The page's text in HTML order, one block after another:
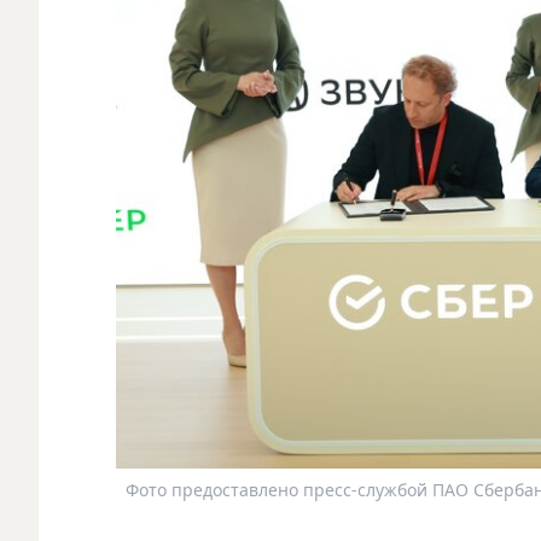
Фото предоставлено пресс-службой ПАО